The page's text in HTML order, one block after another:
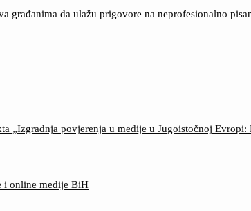
da ulažu prigovore na neprofesionalno
„Izgradnja povjerenja u medije u Jugoistočnoj
i online medije BiH